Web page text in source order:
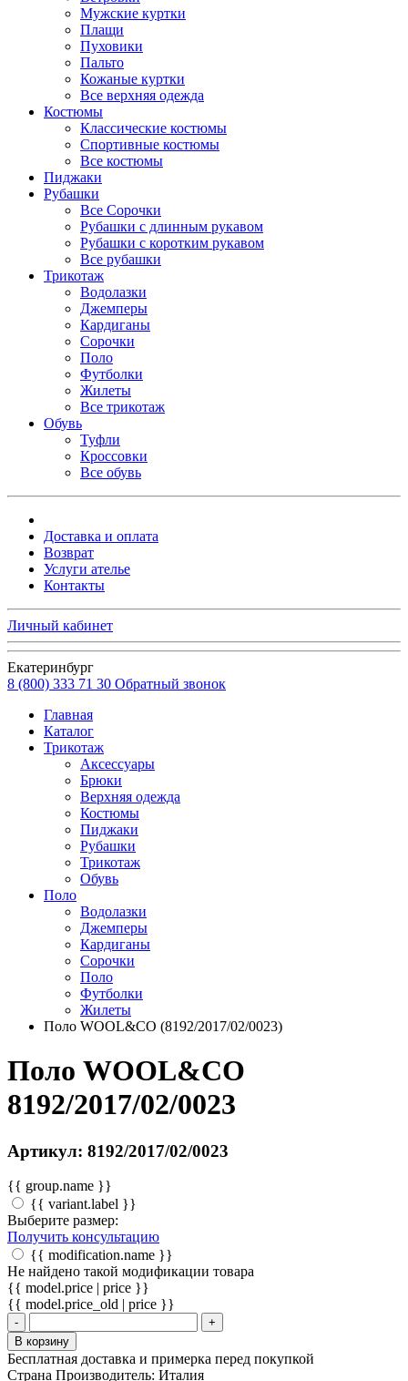
Мужские куртки
Плащи
Пуховики
Пальто
Кожаные куртки
Все верхняя одежда
Костюмы
Классические костюмы
Спортивные костюмы
Все костюмы
Пиджаки
Рубашки
Все Сорочки
Рубашки с длинным рукавом
Рубашки с коротким рукавом
Все рубашки
Трикотаж
Водолазки
Джемперы
Кардиганы
Сорочки
Поло
Футболки
Жилеты
Все трикотаж
Обувь
Туфли
Кроссовки
Все обувь
Доставка и оплата
Возврат
Услуги ателье
Контакты
Личный кабинет
Екатеринбург
8 (800) 333 71 30 Обратный звонок
Главная
Каталог
Трикотаж
Аксессуары
Брюки
Верхняя одежда
Костюмы
Пиджаки
Рубашки
Трикотаж
Обувь
Поло
Водолазки
Джемперы
Кардиганы
Сорочки
Поло
Футболки
Жилеты
Поло WOOL&CO (8192/2017/02/0023)
Поло WOOL&CO
8192/2017/02/0023
Артикул: 8192/2017/02/0023
{{ group.name }}
{{ variant.label }}
Выберите размер:
Получить консультацию
{{ modification.name }}
Не найдено такой модификации товара
{{ model.price | price }}
{{ model.price_old | price }}
-
+
В корзину
Бесплатная доставка и примерка перед покупкой
Страна Производитель: Италия